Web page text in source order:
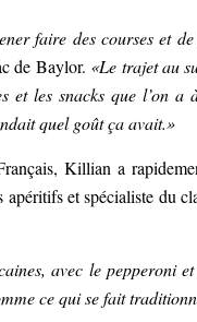
faire des courses et
de Baylor. «Le trajet au
et les snacks que l’on
quel goût ça avait.»
Killian a
apéritifs et spécialiste du
avec le pepperoni
ce qui se fait